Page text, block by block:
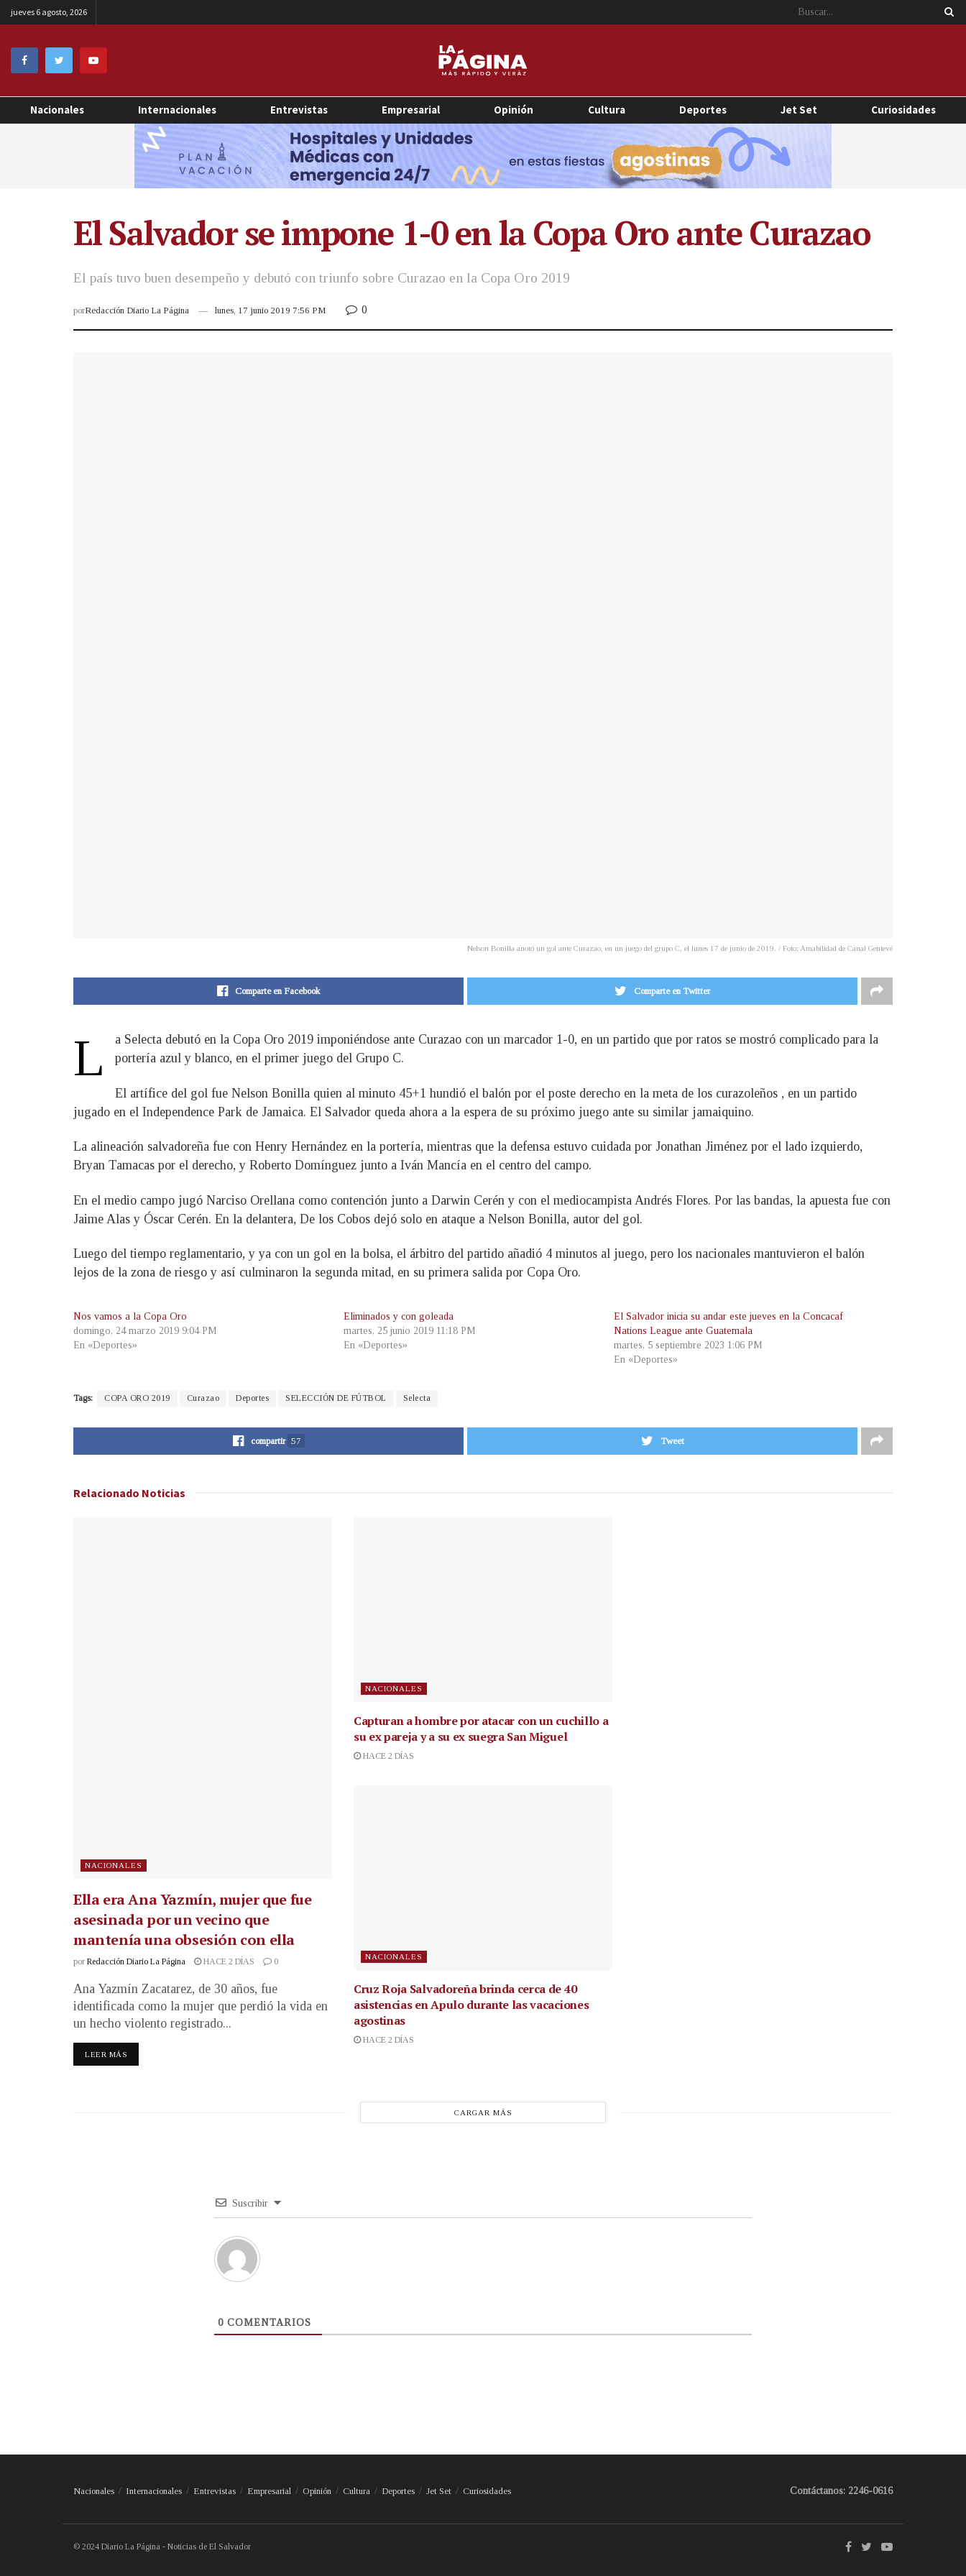
jueves 6 agosto, 2026
Nacionales Internacionales Entrevistas Empresarial Opinión Cultura Deportes Jet Set Curiosidades
El Salvador se impone 1-0 en la Copa Oro ante Curazao
El país tuvo buen desempeño y debutó con triunfo sobre Curazao en la Copa Oro 2019
porRedacción Diario La Página lunes, 17 junio 2019 7:56 PM 0
Nelson Bonilla anotó un gol ante Curazao, en un juego del grupo C, el lunes 17 de junio de 2019. / Foto: Amabilidad de Canal Gentevé
Comparte en Facebook Comparte en Twitter
L
a Selecta debutó en la Copa Oro 2019 imponiéndose ante Curazao con un marcador 1-0, en un partido que por ratos se mostró complicado para la
portería azul y blanco, en el primer juego del Grupo C.
El artífice del gol fue Nelson Bonilla quien al minuto 45+1 hundió el balón por el poste derecho en la meta de los curazoleños , en un partido
jugado en el Independence Park de Jamaica. El Salvador queda ahora a la espera de su próximo juego ante su similar jamaiquino.
La alineación salvadoreña fue con Henry Hernández en la portería, mientras que la defensa estuvo cuidada por Jonathan Jiménez por el lado izquierdo,
Bryan Tamacas por el derecho, y Roberto Domínguez junto a Iván Mancía en el centro del campo.
En el medio campo jugó Narciso Orellana como contención junto a Darwin Cerén y con el mediocampista Andrés Flores. Por las bandas, la apuesta fue con
Jaime Alas y Óscar Cerén. En la delantera, De los Cobos dejó solo en ataque a Nelson Bonilla, autor del gol.
Luego del tiempo reglamentario, y ya con un gol en la bolsa, el árbitro del partido añadió 4 minutos al juego, pero los nacionales mantuvieron el balón
lejos de la zona de riesgo y así culminaron la segunda mitad, en su primera salida por Copa Oro.
Nos vamos a la Copa Oro
domingo, 24 marzo 2019 9:04 PM
En «Deportes»
Eliminados y con goleada
martes, 25 junio 2019 11:18 PM
En «Deportes»
El Salvador inicia su andar este jueves en la Concacaf
Nations League ante Guatemala
martes, 5 septiembre 2023 1:06 PM
En «Deportes»
Tags: COPA ORO 2019 Curazao Deportes SELECCIÓN DE FÚTBOL Selecta
compartir 57 Tweet
Relacionado Noticias
NACIONALES
Ella era Ana Yazmín, mujer que fue
asesinada por un vecino que
mantenía una obsesión con ella
por Redacción Diario La Página HACE 2 DÍAS 0
Ana Yazmín Zacatarez, de 30 años, fue
identificada como la mujer que perdió la vida en
un hecho violento registrado...
LEER MÁS
NACIONALES
Capturan a hombre por atacar con un cuchillo a
su ex pareja y a su ex suegra San Miguel
HACE 2 DÍAS
NACIONALES
Cruz Roja Salvadoreña brinda cerca de 40
asistencias en Apulo durante las vacaciones
agostinas
HACE 2 DÍAS
CARGAR MÁS
Suscribir
0 COMENTARIOS
Nacionales Internacionales Entrevistas Empresarial Opinión Cultura Deportes Jet Set Curiosidades Contáctanos: 2246-0616
© 2024 Diario La Página - Noticias de El Salvador